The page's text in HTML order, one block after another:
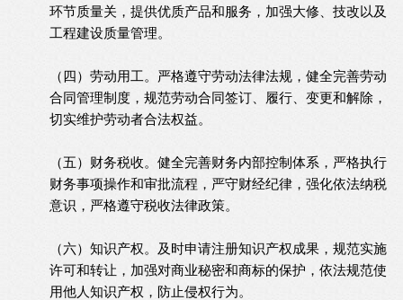
环节质量关，提供优质产品和服务，加强大修、技改以及
工程建设质量管理。
（四）劳动用工。严格遵守劳动法律法规，健全完善劳动
合同管理制度，规范劳动合同签订、履行、变更和解除，
切实维护劳动者合法权益。
（五）财务税收。健全完善财务内部控制体系，严格执行
财务事项操作和审批流程，严守财经纪律，强化依法纳税
意识，严格遵守税收法律政策。
（六）知识产权。及时申请注册知识产权成果，规范实施
许可和转让，加强对商业秘密和商标的保护，依法规范使
用他人知识产权，防止侵权行为。